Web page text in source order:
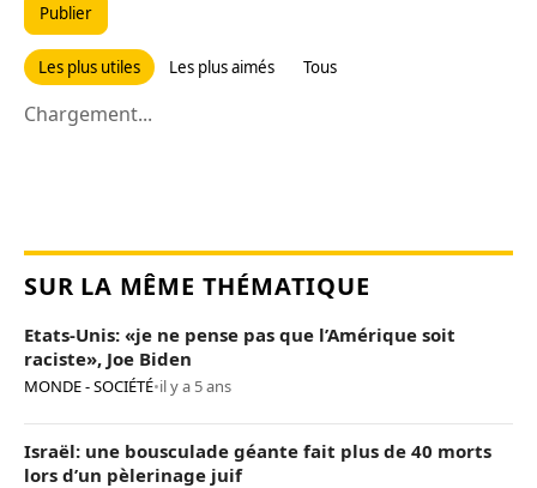
Publier
Les plus utiles Les plus aimés Tous
Chargement...
SUR LA MÊME THÉMATIQUE
Etats-Unis: «je ne pense pas que l’Amérique soit
raciste», Joe Biden
MONDE - SOCIÉTÉ•il y a 5 ans
Israël: une bousculade géante fait plus de 40 morts
lors d’un pèlerinage juif